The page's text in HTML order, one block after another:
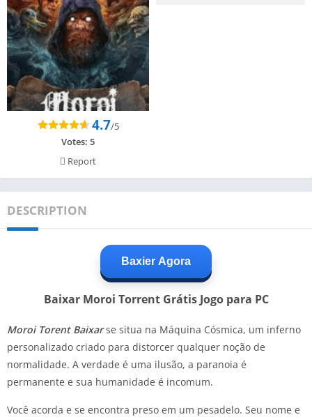
4.7/5
Votes: 5
Report
DESCRIPTION
Baxier Agora
Baixar Moroi Torrent Grátis Jogo para PC
Moroi Torent Baixarse situa na Máquina Cósmica, um inferno
personalizado criado para distorcer qualquer noção de
normalidade. A verdade é uma ilusão, a paranoia é
permanente e sua humanidade é incomum.
Você acorda e se encontra preso em um pesadelo. Seu nome e